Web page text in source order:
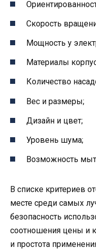
Скорость
Мощность у
Материалы
Количество
Вес и размеры;
Дизайн и цвет;
Уровень шума;
Возможность
В списке критериев
месте среди самых
безопасность
соотношения цены и
и простота